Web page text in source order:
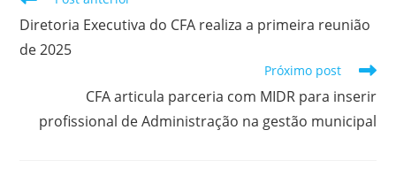
o
o
n p g n
artigos
Diretoria Executiva do CFA realiza a primeira reunião
de 2025
Próximo post
CFA articula parceria com MIDR para inserir
profissional de Administração na gestão municipal